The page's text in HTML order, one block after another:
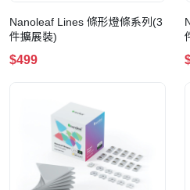
Nanoleaf Lines 條形燈條系列(3
件擴展裝)
$499